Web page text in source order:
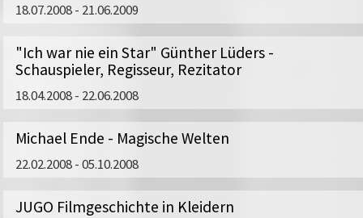
18.07.2008 - 21.06.2009
"Ich war nie ein Star" Günther Lüders -
Schauspieler, Regisseur, Rezitator
18.04.2008 - 22.06.2008
Michael Ende - Magische Welten
22.02.2008 - 05.10.2008
JUGO Filmgeschichte in Kleidern